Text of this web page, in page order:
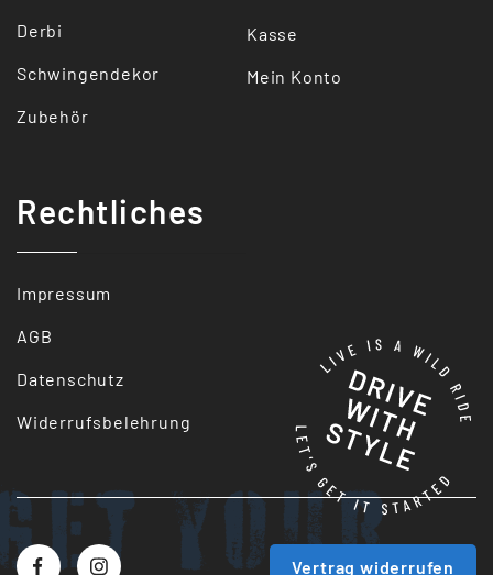
Derbi
Schwingendekor
Zubehör
Kasse
Mein Konto
Rechtliches
Impressum
AGB
Datenschutz
Widerrufsbelehrung
Vertrag widerrufen
your